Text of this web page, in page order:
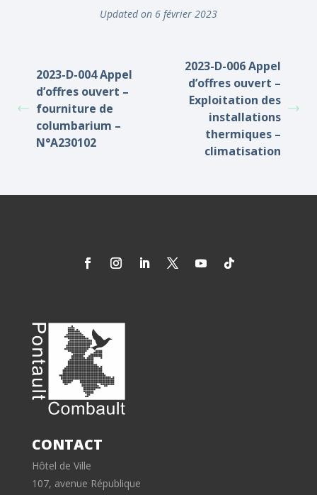
Updated on 6 février 2023
2023-D-004 Appel
d’offres ouvert –
fourniture de
columbarium –
N°A230102
2023-D-006 Appel
d’offres ouvert –
Exploitation des
installations
thermiques –
climatisation
CONTACT
Hôtel de Ville
107, avenue République